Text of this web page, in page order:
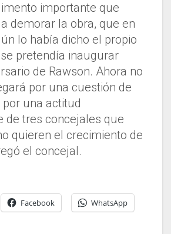
importante que
demorar la obra, que en
lo había dicho el propio
pretendía inaugurar
de Rawson. Ahora no
por una cuestión de
una actitud
de tres concejales que
quieren el crecimiento de
el concejal.
Facebook WhatsApp